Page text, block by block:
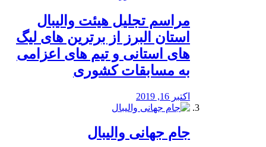
مراسم تجلیل هیئت والیبال
استان البرز از برترین های لیگ
های استانی و تیم های اعزامی
به مسابقات کشوری
اکتبر 16, 2019
جام جهانی والیبال